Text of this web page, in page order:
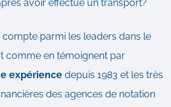
avoir effectué un transport?
compte parmi les leaders dans le
comme en témoignent par
expérience depuis 1983 et les très
des agences de notation